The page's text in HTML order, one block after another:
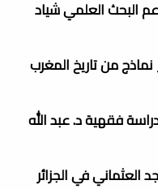
البحث العلمي شياد
من تاريخ المغرب
فقهية د. عبد الله
العثماني في الجزائر